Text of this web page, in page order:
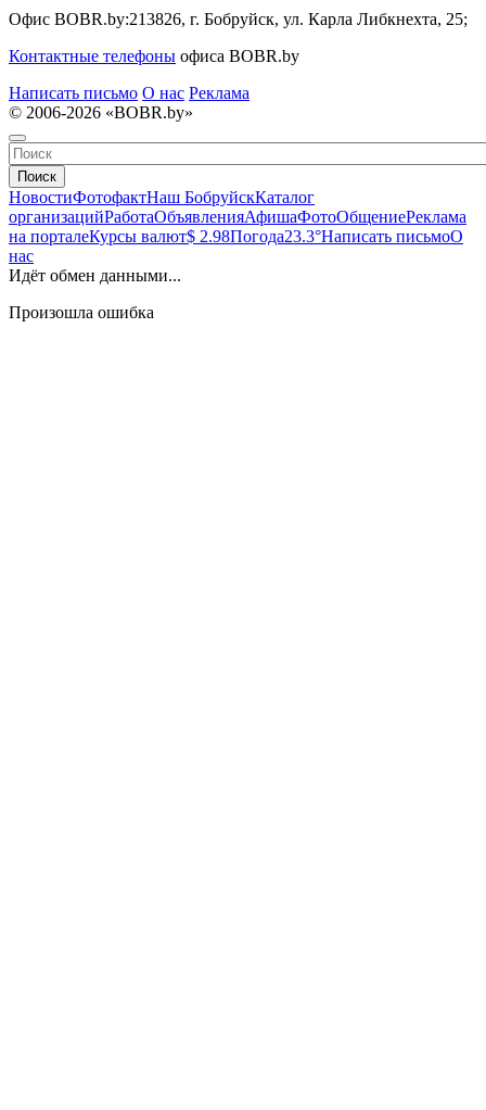
Офис BOBR.by:213826, г. Бобруйск, ул. Карла Либкнехта, 25;
Контактные телефоны офиса BOBR.by
Написать письмо О нас Реклама
© 2006-2026 «BOBR.by»
Поиск
НовостиФотофактНаш БобруйскКаталог
организацийРаботаОбъявленияАфишаФотоОбщениеРеклама
на порталеКурсы валют$ 2.98Погода23.3°Написать письмоО
нас
Идёт обмен данными...
Произошла ошибка